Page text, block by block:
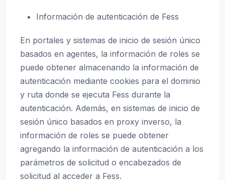
Información de autenticación de Fess
En portales y sistemas de inicio de sesión único
basados en agentes, la información de roles se
puede obtener almacenando la información de
autenticación mediante cookies para el dominio
y ruta donde se ejecuta Fess durante la
autenticación. Además, en sistemas de inicio de
sesión único basados en proxy inverso, la
información de roles se puede obtener
agregando la información de autenticación a los
parámetros de solicitud o encabezados de
solicitud al acceder a Fess.